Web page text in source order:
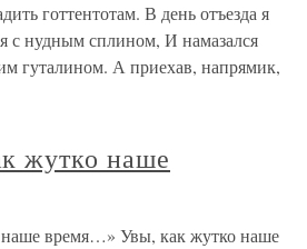
готтентотам. В день отъезда я
с нудным сплином, И намазался
гуталином. А приехав, напрямик,
жутко наше
время…» Увы, как жутко наше